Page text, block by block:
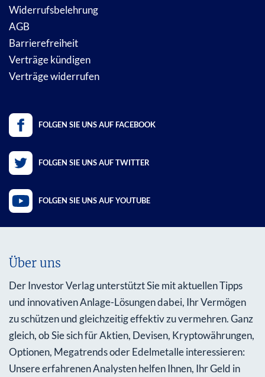
Widerrufsbelehrung
AGB
Barrierefreiheit
Verträge kündigen
Verträge widerrufen
FOLGEN SIE UNS AUF FACEBOOK
FOLGEN SIE UNS AUF TWITTER
FOLGEN SIE UNS AUF YOUTUBE
Über uns
Der Investor Verlag unterstützt Sie mit aktuellen Tipps
und innovativen Anlage-Lösungen dabei, Ihr Vermögen
zu schützen und gleichzeitig effektiv zu vermehren. Ganz
gleich, ob Sie sich für Aktien, Devisen, Kryptowährungen,
Optionen, Megatrends oder Edelmetalle interessieren:
Unsere erfahrenen Analysten helfen Ihnen, Ihr Geld in